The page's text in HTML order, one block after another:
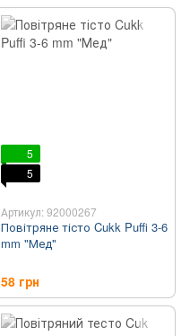
5
5
Артикул: 92000267
Повітряне тісто Cukk Puffi 3-6
mm "Мед"
58 грн